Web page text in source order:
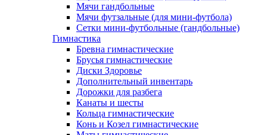
Мячи гандбольные
Мячи футзальные (для мини-футбола)
Сетки мини-футбольные (гандбольные)
Гимнастика
Бревна гимнастические
Брусья гимнастические
Диски Здоровье
Дополнительный инвентарь
Дорожки для разбега
Канаты и шесты
Кольца гимнастические
Конь и Козел гимнастические